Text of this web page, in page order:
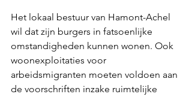
Het lokaal bestuur van Hamont-Achel
wil dat zijn burgers in fatsoenlijke
omstandigheden kunnen wonen. Ook
woonexploitaties voor
arbeidsmigranten moeten voldoen aan
de voorschriften inzake ruimtelijke